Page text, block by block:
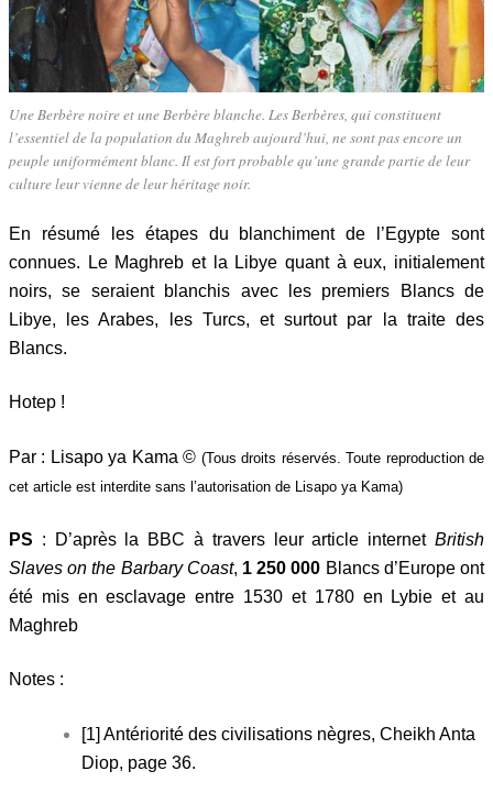
Une Berbère noire et une Berbère blanche. Les Berbères, qui constituent
l’essentiel de la population du Maghreb aujourd’hui, ne sont pas encore un
peuple uniformément blanc. Il est fort probable qu’une grande partie de leur
culture leur vienne de leur héritage noir.
En résumé les étapes du blanchiment de l’Egypte sont
connues. Le Maghreb et la Libye quant à eux, initialement
noirs, se seraient blanchis avec les premiers Blancs de
Libye, les Arabes, les Turcs, et surtout par la traite des
Blancs.
Hotep !
Par : Lisapo ya Kama © (Tous droits réservés. Toute reproduction de
cet article est interdite sans l’autorisation de Lisapo ya Kama)
PS : D’après la BBC à travers leur article internetBritish
Slaves on the Barbary Coast, 1 250 000 Blancs d’Europe ont
été mis en esclavage entre 1530 et 1780 en Lybie et au
Maghreb
Notes :
[1] Antériorité des civilisations nègres, Cheikh Anta
Diop, page 36.